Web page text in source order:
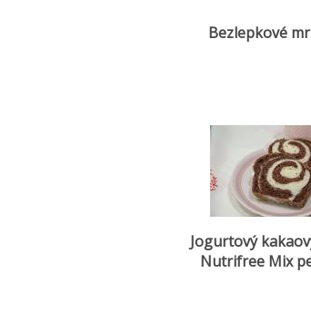
Bezlepkové
Jogurtový
Nutrifree Mix